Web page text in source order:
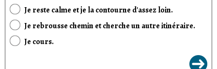
Je reste calme et je la contourne d'assez loin.
Je rebrousse chemin et cherche un autre itinéraire.
Je cours.